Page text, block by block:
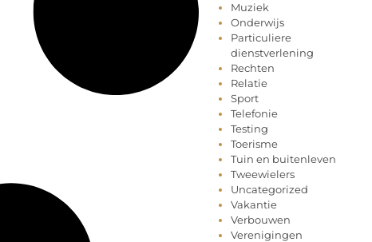
Muziek
Onderwijs
Particuliere
dienstverlening
Rechten
Relatie
Sport
Telefonie
Testing
Toerisme
Tuin en buitenleven
Tweewielers
Uncategorized
Vakantie
Verbouwen
Verenigingen